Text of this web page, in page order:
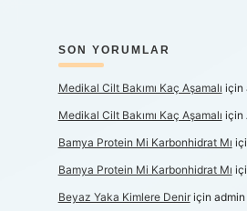
SON YORUMLAR
Medikal Cilt Bakımı Kaç Aşamalı için
Medikal Cilt Bakımı Kaç Aşamalı için
Bamya Protein Mi Karbonhidrat Mı
Bamya Protein Mi Karbonhidrat Mı
Beyaz Yaka Kimlere Deniriçin admin